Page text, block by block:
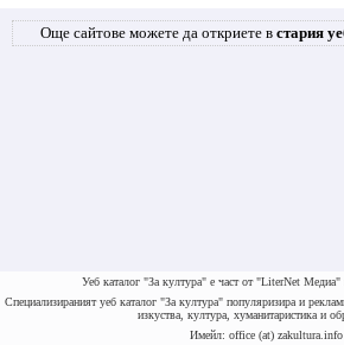
Още сайтове можете да откриете в стария
Уеб каталог "За култура" е част от "LiterNet
Специализираният уеб каталог "За култура" популяризира и
изкуства, култура, хуманитаристика и
Имейл: office (at) zakultura.info